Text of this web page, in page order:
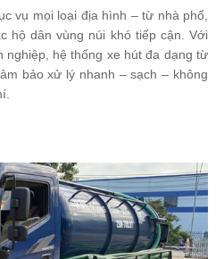
vụ mọi loại địa hình – từ nhà phố,
hộ dân vùng núi khó tiếp cận. Với
nghiệp, hệ thống xe hút đa dạng từ
bảo xử lý nhanh – sạch – không